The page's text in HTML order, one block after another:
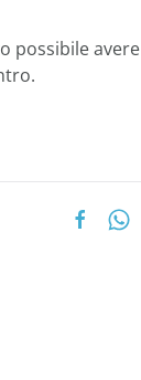
possibile avere